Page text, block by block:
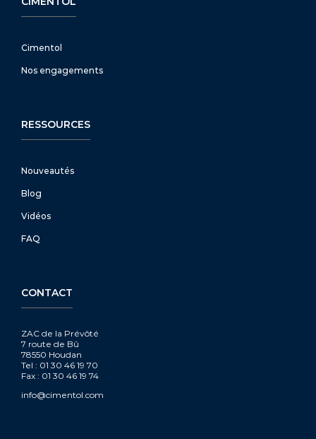
Cimentol
Nos engagements
RESSOURCES
Nouveautés
Blog
Vidéos
FAQ
CONTACT
ZAC de la Prévôté
7 route de Bû
78550 Houdan
Tel : 01 30 46 19 70
Fax : 01 30 46 19 74
info@cimentol.com